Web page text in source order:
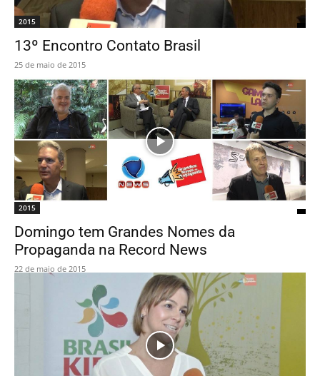
2015
13º Encontro Contato Brasil
25 de maio de 2015
2015
Domingo tem Grandes Nomes da
Propaganda na Record News
22 de maio de 2015